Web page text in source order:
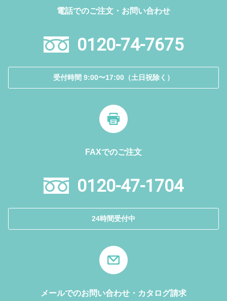
電話でのご注文・お問い合わせ
0120-74-7675
受付時間 9:00〜17:00（土日祝除く）
FAXでのご注文
0120-47-1704
24時間受付中
メールでのお問い合わせ・カタログ請求